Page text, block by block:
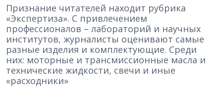
Признание читателей находит рубрика
«Экспертиза». C привлечением
профессионалов – лабораторий и научных
институтов, журналисты оценивают самые
разные изделия и комплектующие. Среди
них: моторные и трансмиссионные масла и
технические жидкости, свечи и иные
«расходники»